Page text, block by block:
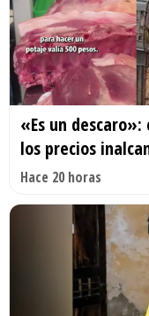
«Es un
los precios
Hace 20 horas